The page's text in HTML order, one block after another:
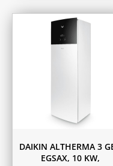
DAIKIN ALTHERMA 3
EGSAX, 10 KW,